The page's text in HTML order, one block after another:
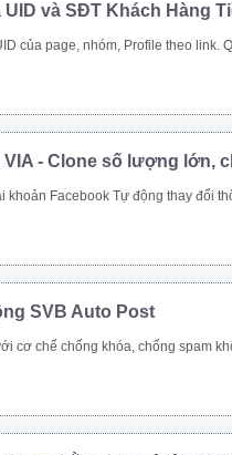
UID và SĐT Khách Hàng
group Thực hiện tìm kiếm nhóm, tên nhóm, thành viên nhóm, trạng thái nhóm theo từ khóa Quét UID của người dùng đã thực hiện tương tác vào các bài viết trong group. Toàn bộ UID tương tác bài viết trên 1 page
VIA - Clone số lượng lớn,
khoản Tự động mở khóa checkpoint Tự động seeding bài viết livestream, like
SVB Auto Post
theo Uid. Giải quyết triệt để bài toán spam của Facebook Tiếp cận khách hàng tiềm năng nhanh chóng Dễ dàng chăm sóc khách hàng, tiết kiệm thời gian hiệu quả Quản lí bài viết dễ